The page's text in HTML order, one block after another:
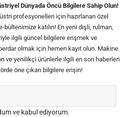
Dünyada Öncü Bilgilere Sahip Olun!
profesyonelleri için hazırlanan özel
katılın! En yeni dişli, rulman,
ilgili güncel bilgilere erişmek ve
olmak için hemen kayıt olun. Makine
ve yenilikçi ürünlerle ilgili en son haberleri
öne çıkan bilgilere erişin!
ve kabul ediyorum.